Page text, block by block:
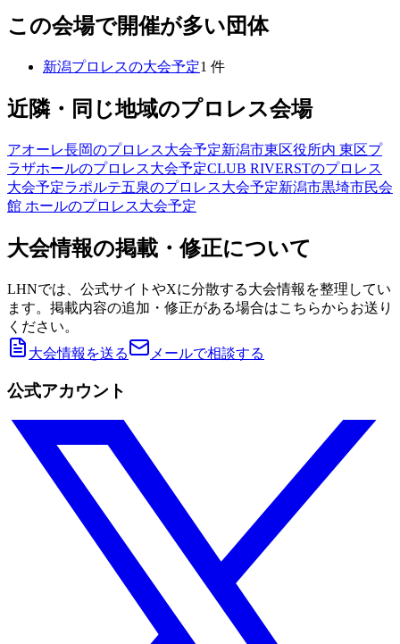
この会場で開催が多い団体
新潟プロレスの大会予定1 件
近隣・同じ地域のプロレス会場
アオーレ長岡のプロレス大会予定新潟市東区役所内 東区プ
ラザホールのプロレス大会予定CLUB RIVERSTのプロレス
大会予定ラポルテ五泉のプロレス大会予定新潟市黒埼市民会
館 ホールのプロレス大会予定
大会情報の掲載・修正について
LHNでは、公式サイトやXに分散する大会情報を整理してい
ます。掲載内容の追加・修正がある場合はこちらからお送り
ください。
大会情報を送る
メールで相談する
公式アカウント